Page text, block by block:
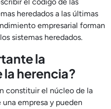
heredados a las últimas
empresarial forman
sistemas heredados.
la
herencia?
constituir el núcleo de la
empresa y pueden